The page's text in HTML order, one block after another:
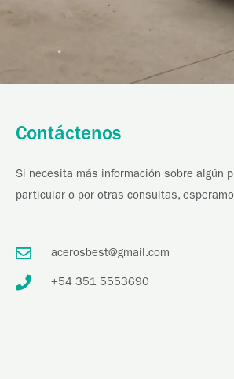
Contáctenos
Si necesita más información sobre algún
particular o por otras consultas,
acerosbest@gmail.com
+54 351 5553690